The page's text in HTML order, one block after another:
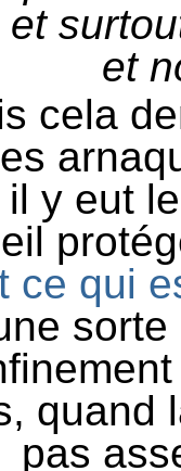
et
cela
y eut
ce qui
quand
pas